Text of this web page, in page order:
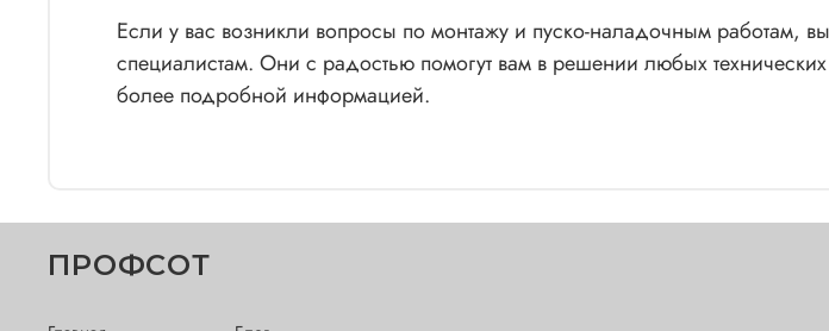
Если у вас возникли вопросы по монтажу и пуско-наладочным работам,
специалистам. Они с радостью помогут вам в решении любых
более подробной информацией.
ПРОФСОТ